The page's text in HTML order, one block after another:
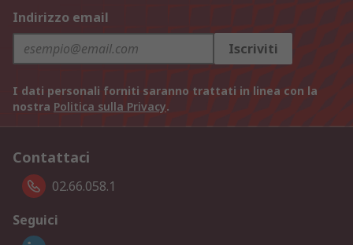
Indirizzo email
Iscriviti
I dati personali forniti saranno trattati in linea con la
nostra Politica sulla Privacy.
Contattaci
02.66.058.1
Seguici